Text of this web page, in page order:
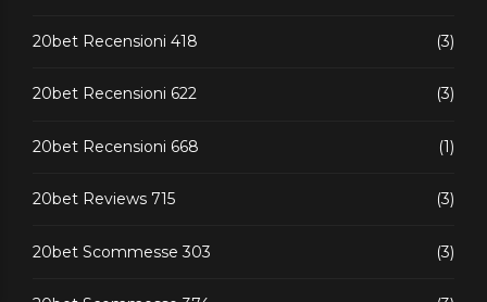
20bet Recensioni 418 (3)
20bet Recensioni 622 (3)
20bet Recensioni 668 (1)
20bet Reviews 715 (3)
20bet Scommesse 303 (3)